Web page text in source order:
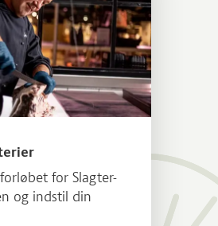
for Slagter-
og indstil din